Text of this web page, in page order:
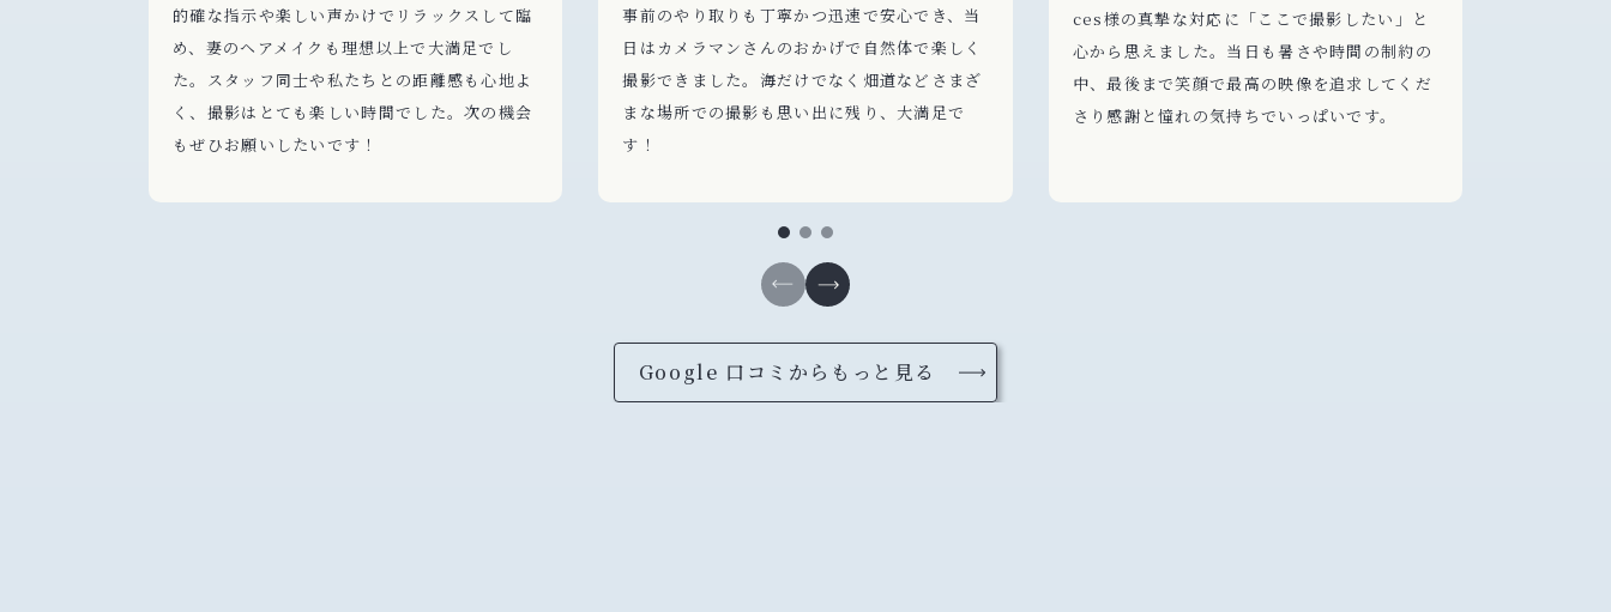
的確な指示や楽しい声かけでリラックスして臨
め、妻のヘアメイクも理想以上で大満足でし
た。スタッフ同士や私たちとの距離感も心地よ
く、撮影はとても楽しい時間でした。次の機会
もぜひお願いしたいです！
事前のやり取りも丁寧かつ迅速で安心でき、当
日はカメラマンさんのおかげで自然体で楽しく
撮影できました。海だけでなく畑道などさまざ
まな場所での撮影も思い出に残り、大満足で
す！
ces様の真摯な対応に「ここで撮影したい」と
心から思えました。当日も暑さや時間の制約の
中、最後まで笑顔で最高の映像を追求してくだ
さり感謝と憧れの気持ちでいっぱいです。
Google 口コミからもっと見る